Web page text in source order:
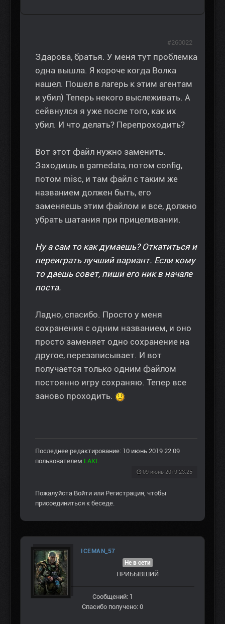
Здарова, братья. У меня тут проблемка
одна вышла. Я короче когда Волка
нашел. Пошел в лагерь к этим агентам
и убил) Теперь некого выслеживать. А
сейвнулся я уже после того, как их
убил. И что делать? Перепроходить?
Вот этот файл нужно заменить.
Заходишь в gamedata, потом config,
потом misc, и там файл с таким же
названием должен быть, его
заменяешь этим файлом и все, должно
убрать шатания при прицеливании.
Ну а сам то как думаешь? Откатиться и
переиграть лучший вариант. Если кому
то даешь совет, пиши его ник в начале
поста.
Ладно, спасибо. Просто у меня
сохранения с одним названием, и оно
просто заменяет одно сохранение на
другое, перезаписывает. И вот
получается только одним файлом
постоянно игру сохраняю. Тепер все
заново проходить.
Последнее редактирование: 10 июнь 2019 22:09
пользователем LAKI.
09 июнь 2019 23:25
#260022
Пожалуйста Войти или Регистрация, чтобы
присоединиться к беседе.
ICEMAN_57
Не в сети
ПРИБЫВШИЙ
Сообщений: 1
Спасибо получено: 0